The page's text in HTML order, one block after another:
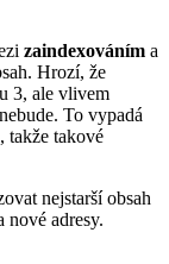
zaindexováním a
Hrozí, že
3, ale vlivem
To vypadá
takže takové
nejstarší obsah
nové adresy.